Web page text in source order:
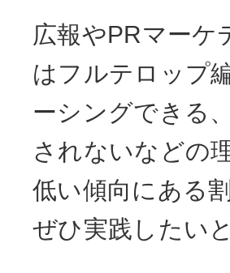
広報やPRマーケ
はフルテロップ
ーシングできる
されないなどの
低い傾向にある
ぜひ実践したい